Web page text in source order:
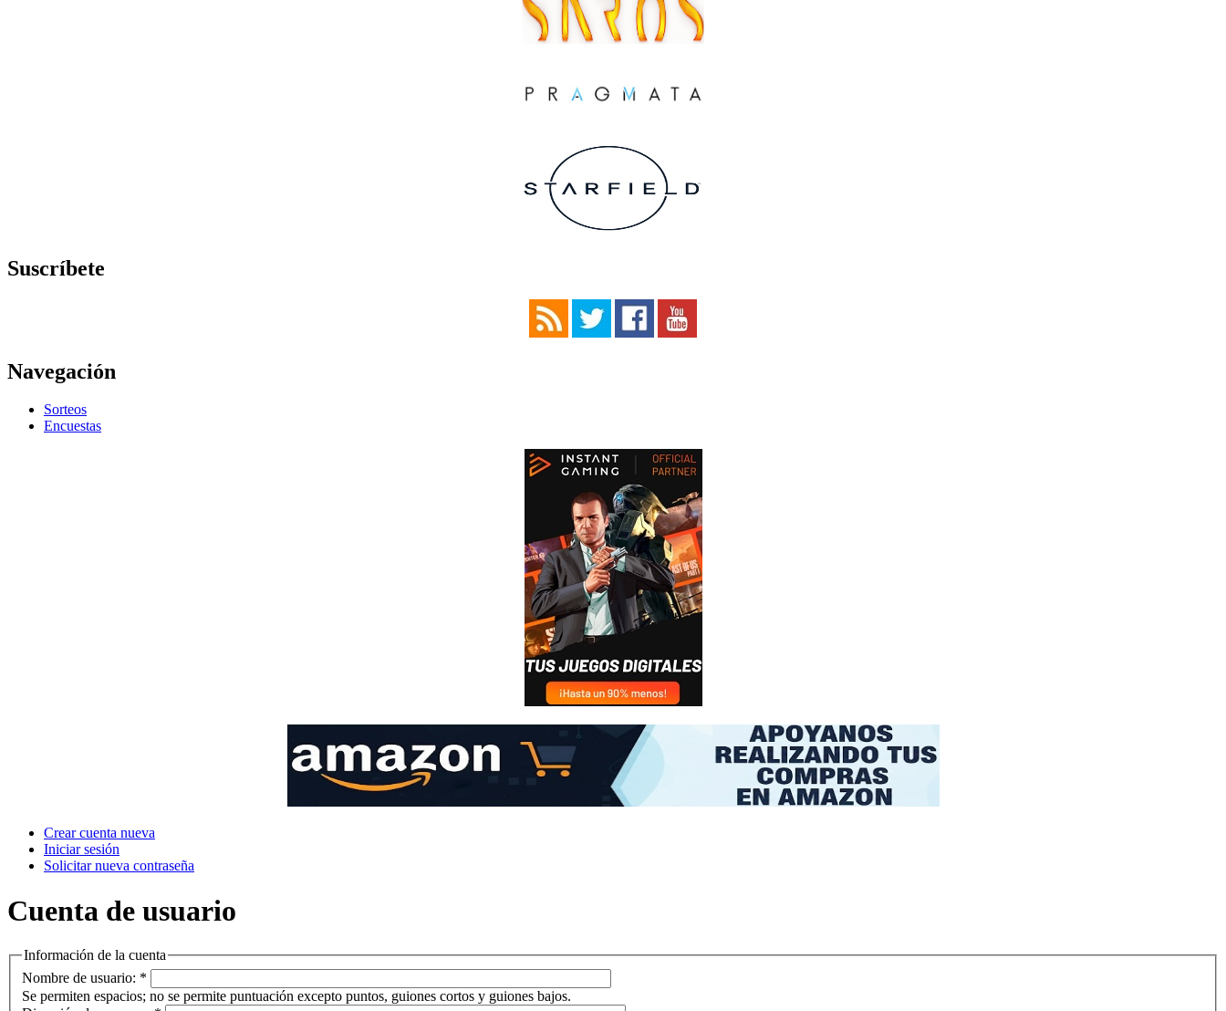
Suscríbete
Navegación
Sorteos
Encuestas
Crear cuenta nueva
Iniciar sesión
Solicitar nueva contraseña
Cuenta de usuario
Información de la cuenta
Nombre de usuario: *
Se permiten espacios; no se permite puntuación excepto puntos, guiones cortos y guiones bajos.